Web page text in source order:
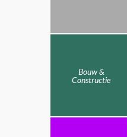
Bouw &
Constructie